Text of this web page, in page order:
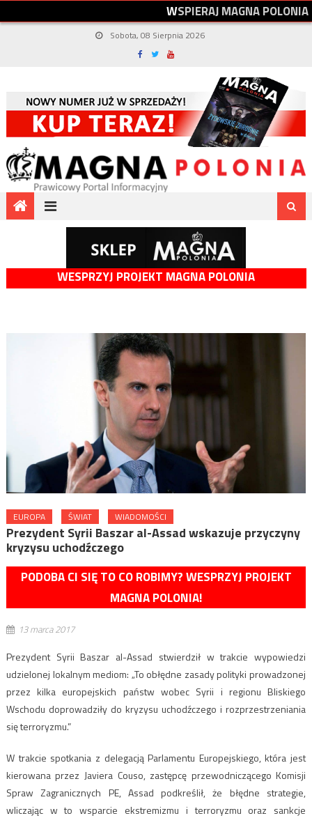
WSPIERAJMAGNAPOLONIA
Sobota, 08 Sierpnia 2026
WESPRZYJ PROJEKT MAGNA POLONIA
EUROPA ŚWIAT WIADOMOŚCI
Prezydent Syrii Baszar al-Assad wskazuje przyczyny
kryzysu uchodźczego
PODOBA CI SIĘ TO CO ROBIMY? WESPRZYJ PROJEKT
MAGNA POLONIA!
13 marca 2017
Prezydent Syrii Baszar al-Assad stwierdził w trakcie wypowiedzi
udzielonej lokalnym mediom: „To obłędne zasady polityki prowadzonej
przez kilka europejskich państw wobec Syrii i regionu Bliskiego
Wschodu doprowadziły do ​​kryzysu uchodźczego i rozprzestrzeniania
się terroryzmu.”
W trakcie spotkania z delegacją Parlamentu Europejskiego, która jest
kierowana przez Javiera Couso, zastępcę przewodniczącego Komisji
Spraw Zagranicznych PE, Assad podkreślił, że błędne strategie,
wliczając w to wsparcie ekstremizmu i terroryzmu oraz sankcje